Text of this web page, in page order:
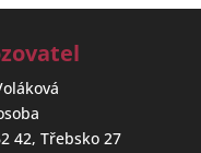
42, Třebsko 27